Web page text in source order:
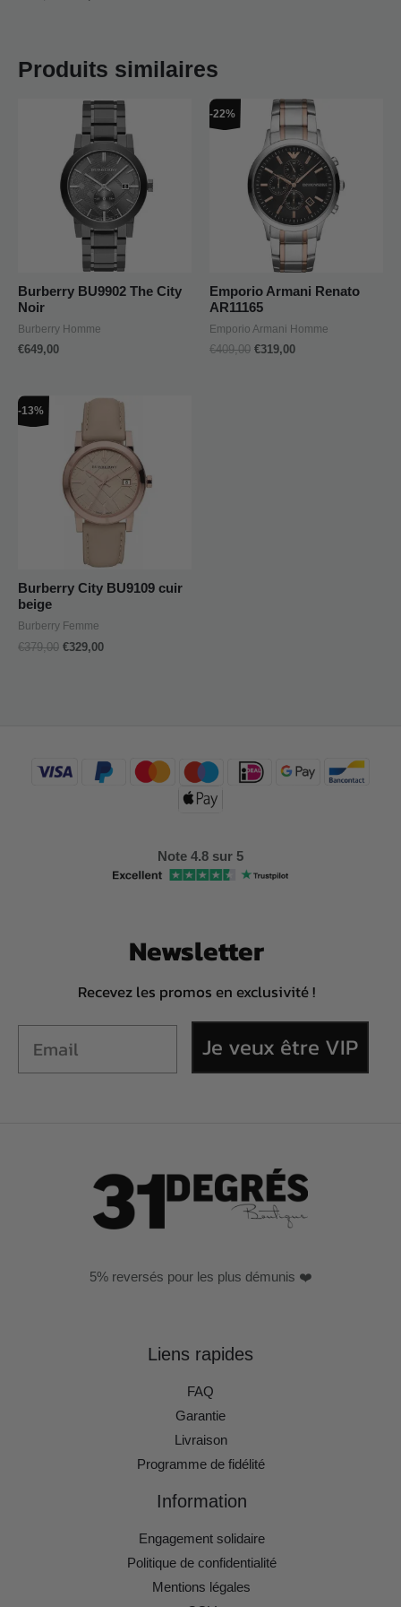
Produits similaires
Burberry BU9902 The City
Noir
Burberry Homme
€649,00
-22%
Emporio Armani Renato
AR11165
Emporio Armani Homme
€409,00
prix
initial
était :
€409,00.
€319,00
Le
actuel
est :
€319,00.
-13%
Burberry City BU9109 cuir
beige
Burberry Femme
€379,00
initial
était :
€379,00.
€329,00
Le
prix
actuel
est :
€329,00.
Note 4.8 sur 5
Newsletter
Recevez les promos en exclusivité !
Je veux être VIP
5% reversés pour les plus démunis ❤️
Liens rapides
FAQ
Garantie
Livraison
Programme de fidélité
Information
Engagement solidaire
Politique de confidentialité
Mentions légales